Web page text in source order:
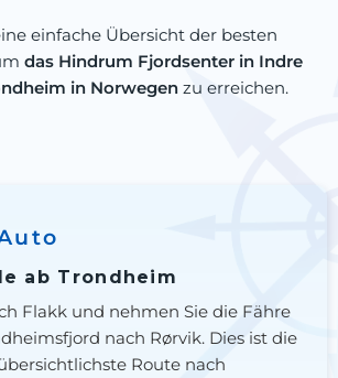
einfache Übersicht der besten
das Hindrum Fjordsenter in Indre
in Norwegen zu erreichen.
ab Trondheim
Flakk und nehmen Sie die Fähre
nach Rørvik. Dies ist die
Route nach